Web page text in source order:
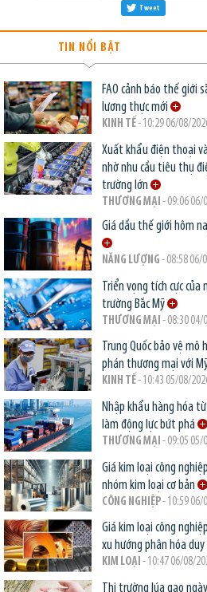
Tweet
TIN NỔI BẬT
FAO cảnh báo thế giới
lương thực mới
KINH TẾ- 10:29 06/08/
Xuất khẩu điện thoại
nhờ nhu cầu tiêu thụ
trường lớn
THƯƠNG MẠI - 09:06 06/
Giá dầu thế giới hôm
NĂNG LƯỢNG - 08:58 06/
Triển vọng tích cực
trường Bắc Mỹ
THƯƠNG MẠI - 08:30 04/
Trung Quốc bảo vệ
phán thương mại với Mỹ
KINH TẾ- 10:43 05/08/
Nhập khẩu hàng hóa
làm động lực bứt phá
THƯƠNG MẠI - 09:05 05/
Giá kim loại công
nhóm kim loại cơ bản
CÔNG NGHIỆP- 10:59 06/
Giá kim loại công
xu hướng phân hóa duy
KIM LOẠI - 10:47 06/08/
Thị trường lúa gạo